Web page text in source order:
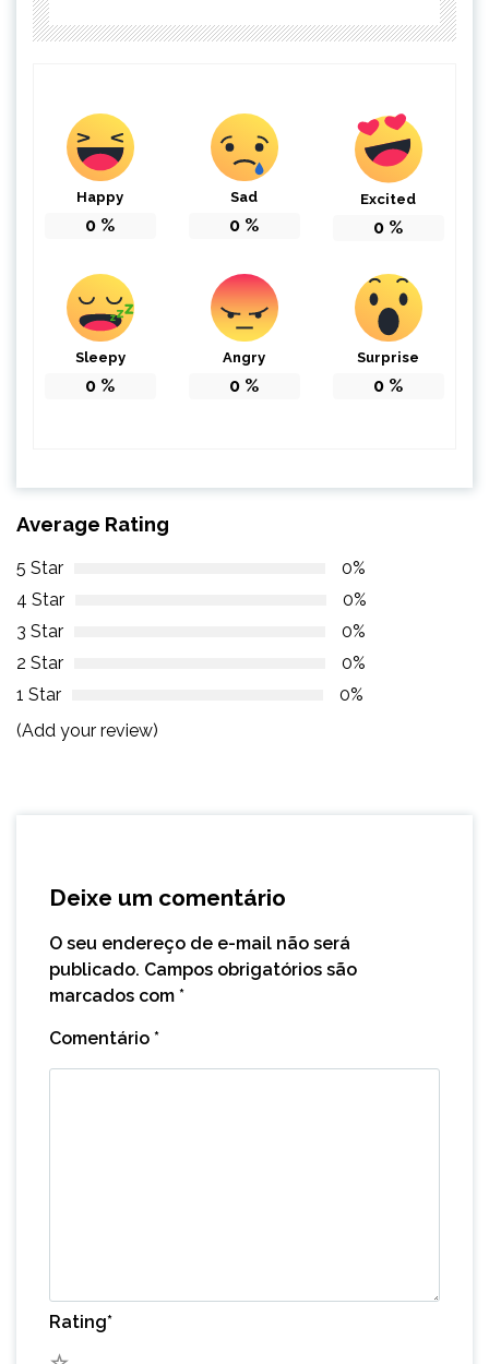
Happy
0 %
Sad
0 %
Excited
0 %
Sleepy
0 %
Angry
0 %
Surprise
0 %
Average Rating
5 Star
0%
4 Star
0%
3 Star
0%
2 Star
0%
1 Star
0%
(Add your review)
Deixe um comentário
O seu endereço de e-mail não será
publicado. Campos obrigatórios são
marcados com *
Comentário *
Rating*